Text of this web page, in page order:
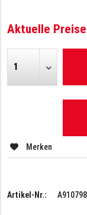
Aktuelle
Merken
Artikel-Nr.: A910798